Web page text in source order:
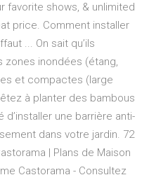
favorite shows, & unlimited
price. Comment installer
... On sait qu’ils
zones inondées (étang,
et compactes (large
à planter des bambous
une barrière anti-
dans votre jardin. 72
| Plans de Maison
Castorama - Consultez